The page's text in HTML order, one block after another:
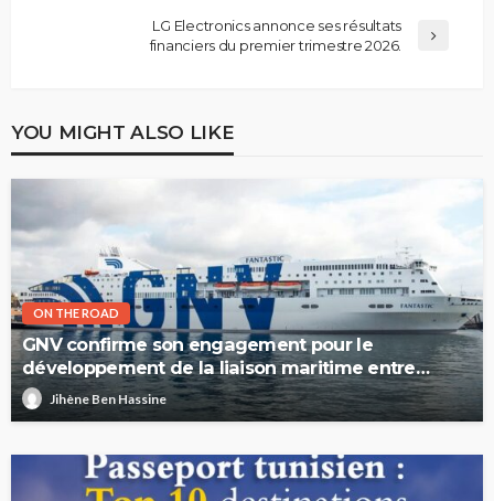
LG Electronics annonce ses résultats
financiers du premier trimestre 2026.
YOU MIGHT ALSO LIKE
ON THE ROAD
GNV confirme son engagement pour le
développement de la liaison maritime entre
l’Italie et la Tunisie
Jihène Ben Hassine